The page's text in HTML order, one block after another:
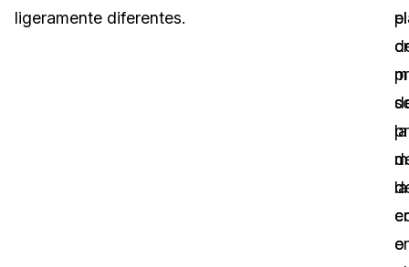
Medios de Comunicación y
Sobre nosotros
ligeramente diferentes.
el
la
la
o